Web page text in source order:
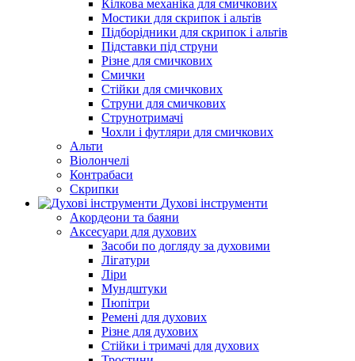
Кілкова механіка для смичкових
Мостики для скрипок і альтів
Підборiдники для скрипок і альтів
Підставки під струни
Різне для смичкових
Смички
Стійки для смичкових
Струни для смичкових
Струнотримачі
Чохли і футляри для смичкових
Альти
Віолончелі
Контрабаси
Скрипки
Духові інструменти
Акордеони та баяни
Аксесуари для духових
Засоби по догляду за духовими
Лігатури
Ліри
Мундштуки
Пюпітри
Ремені для духових
Різне для духових
Стійки і тримачі для духових